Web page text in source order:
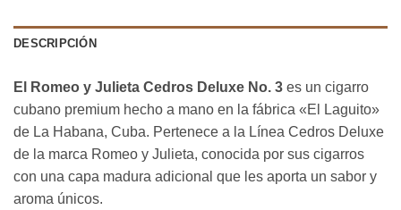
DESCRIPCIÓN
El Romeo y Julieta Cedros Deluxe No. 3 es un cigarro
cubano premium hecho a mano en la fábrica «El Laguito»
de La Habana, Cuba. Pertenece a la Línea Cedros Deluxe
de la marca Romeo y Julieta, conocida por sus cigarros
con una capa madura adicional que les aporta un sabor y
aroma únicos.